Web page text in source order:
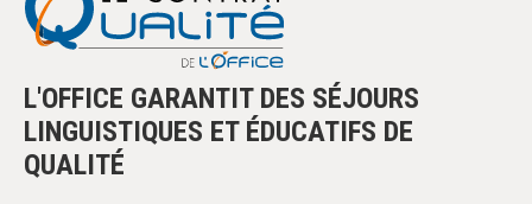
L'OFFICE GARANTIT DES SÉJOURS
LINGUISTIQUES ET ÉDUCATIFS DE
QUALITÉ